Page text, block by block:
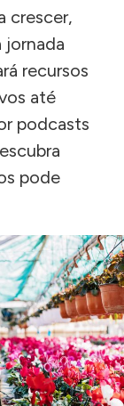
crescer,
jornada
recursos
até
podcasts
pode